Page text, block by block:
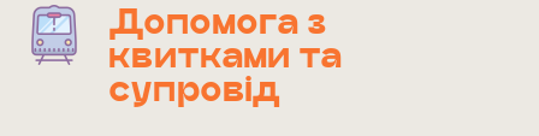
Допомога з
квитками та
супровід